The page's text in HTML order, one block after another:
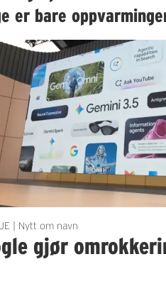
er bare
| Nytt om navn
gjør